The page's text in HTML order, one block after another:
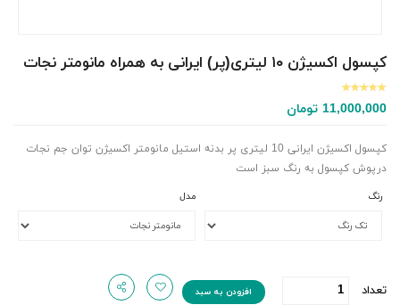
کپسول اکسیژن ۱۰ لیتری(پر) ایرانی به همراه مانومتر نجات
11,000,000 تومان
کپسول اکسیژن ایرانی 10 لیتری پر بدنه استیل مانومتر اکسیژن توان جم نجات
درپوش کپسول به رنگ سبز است
رنگ مدل
تعداد افزودن به سبد